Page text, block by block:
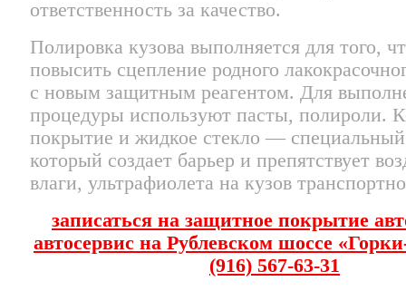
ответственность за качество.
Полировка кузова выполняется для того,
повысить сцепление родного
с новым защитным реагентом. Для
процедуры используют пасты, полироли.
покрытие и жидкое стекло — специальный
который создает барьер и препятствует
влаги, ультрафиолета на кузов
записаться на защитное покрытие
автосервис на Рублевском шоссе
(916) 567-63-31